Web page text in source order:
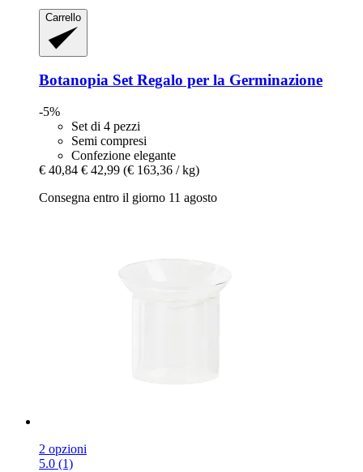
Carrello
Botanopia Set Regalo per la Germinazione
-5%
Set di 4 pezzi
Semi compresi
Confezione elegante
€ 40,84 € 42,99 (€ 163,36 / kg)
Consegna entro il giorno 11 agosto
2 opzioni
5.0 (1)